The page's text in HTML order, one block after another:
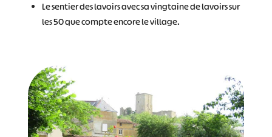
Le sentier des lavoirs avec sa vingtaine de lavoirs sur
les 50 que compte encore le village.